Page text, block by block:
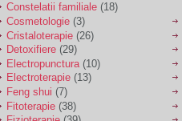
Am o bariera peste
care nu pot trece:
prietena mea a ramas
insarcinata cu o fata.
Am fost de comun
acord sa facem un
copil, cu gandul ca e
baiat.
Constelatii familiale (18)
Cosmetologie (3)
Cristaloterapie (26)
Detoxifiere (29)
Electropunctura (10)
Electroterapie (13)
Feng shui (7)
Fitoterapie (38)